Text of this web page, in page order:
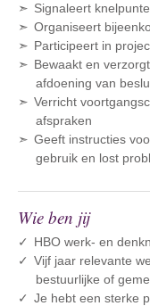
Signaleert
Organiseert
Participeert in
Bewaakt en
afdoening van
Verricht
afspraken
Geeft instructies
gebruik en lost
Wie ben jij
HBO werk- en
Vijf jaar relevante
bestuurlijke of
Je hebt een sterke